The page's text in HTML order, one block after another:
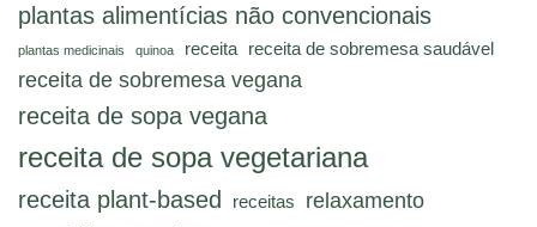
plantas alimentícias não convencionais
plantas medicinais quinoa receita receita de sobremesa saudável
receita de sobremesa vegana
receita de sopa vegana
receita de sopa vegetariana
receita plant-based receitas relaxamento